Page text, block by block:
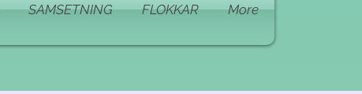
SAMSETNING FLOKKAR More